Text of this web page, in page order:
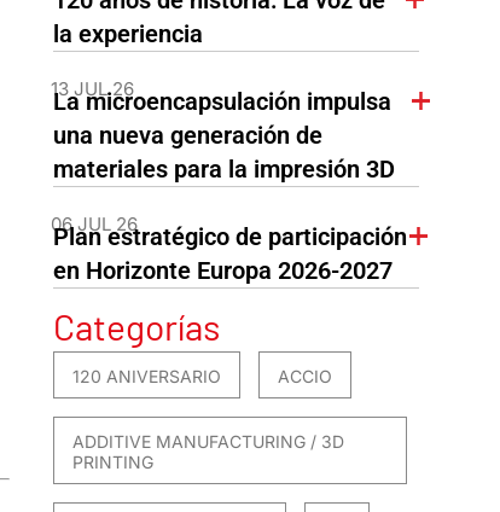
la experiencia
13 JUL 26
La microencapsulación impulsa
una nueva generación de
materiales para la impresión 3D
06 JUL 26
Plan estratégico de participación
en Horizonte Europa 2026-2027
Categorías
120 ANIVERSARIO ACCIO
ADDITIVE MANUFACTURING / 3D
PRINTING